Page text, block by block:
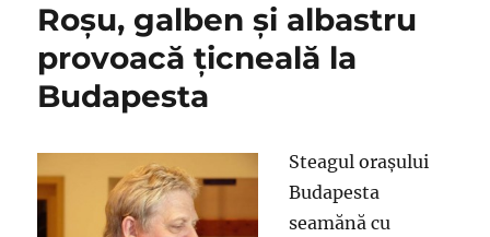
Roşu, galben şi albastru
provoacă ţicneală la
Budapesta
Steagul oraşului
Budapesta
seamănă cu